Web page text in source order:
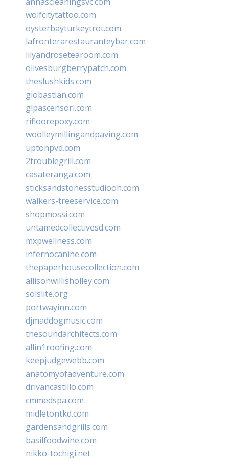
wolfcitytattoo.com
oysterbayturkeytrot.com
lafronterarestauranteybar.com
lilyandrosetearoom.com
olivesburgberrypatch.com
theslushkids.com
giobastian.com
glpascensori.com
rifloorepoxy.com
woolleymillingandpaving.com
uptonpvd.com
2troublegrill.com
casateranga.com
sticksandstonesstudiooh.com
walkers-treeservice.com
shopmossi.com
untamedcollectivesd.com
mxpwellness.com
infernocanine.com
thepaperhousecollection.com
allisonwillisholley.com
solslite.org
portwayinn.com
djmaddogmusic.com
thesoundarchitects.com
allin1roofing.com
keepjudgewebb.com
anatomyofadventure.com
drivancastillo.com
cmmedspa.com
midletontkd.com
gardensandgrills.com
basilfoodwine.com
nikko-tochigi.net